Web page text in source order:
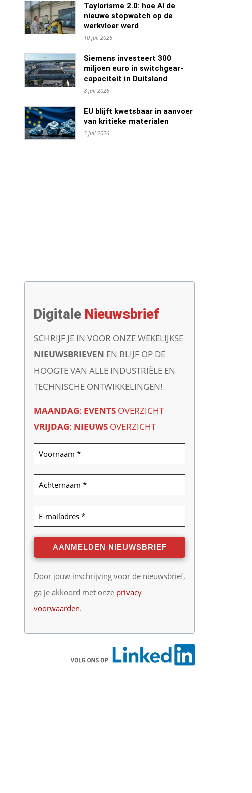
Taylorisme 2.0: hoe AI de
nieuwe stopwatch op de
werkvloer werd
10 juli 2026
Siemens investeert 300
miljoen euro in switchgear-
capaciteit in Duitsland
8 juli 2026
EU blijft kwetsbaar in aanvoer
van kritieke materialen
3 juli 2026
Digitale Nieuwsbrief
SCHRIJF JE IN VOOR ONZE WEKELIJKSE
NIEUWSBRIEVEN EN BLIJF OP DE
HOOGTE VAN ALLE INDUSTRIËLE EN
TECHNISCHE ONTWIKKELINGEN!
MAANDAG: EVENTS OVERZICHT
VRIJDAG: NIEUWS OVERZICHT
Door jouw inschrijving voor de nieuwsbrief,
ga je akkoord met onze privacy
voorwaarden.